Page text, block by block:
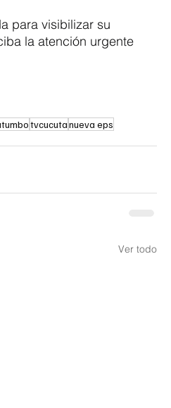
para visibilizar su
la atención urgente
tvcucutanueva eps
Ver todo